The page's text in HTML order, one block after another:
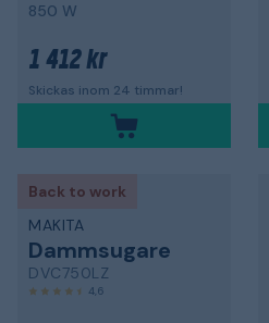
850 W
1 412 kr
Skickas inom 24 timmar!
Back to work
MAKITA
Dammsugare
DVC750LZ
4,6